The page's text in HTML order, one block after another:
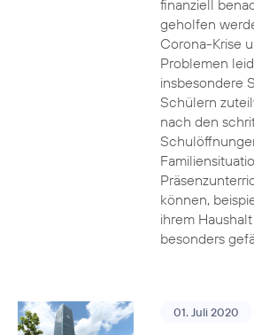
finanziell
geholfen
Corona-Krise
Problemen
insbesondere
Schülern
nach den
können,
ihrem
besonders
01. Juli 2020